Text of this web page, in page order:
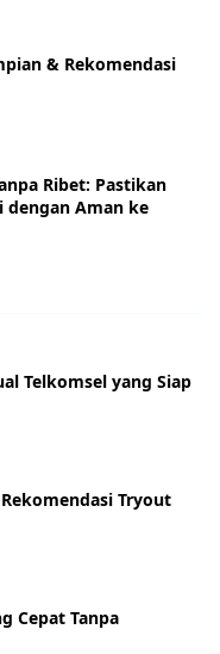
& Rekomendasi
Ribet: Pastikan
dengan Aman ke
Telkomsel yang Siap
Tryout
Cepat Tanpa